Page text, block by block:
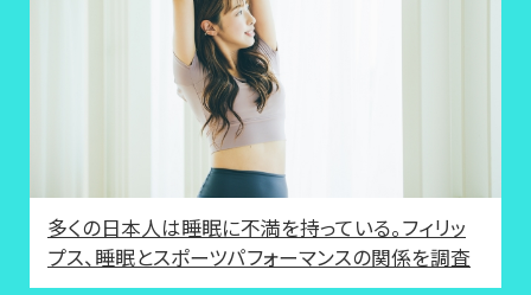
多くの日本人は睡眠に不満を持っている。フィリッ
プス、睡眠とスポーツパフォーマンスの関係を調査